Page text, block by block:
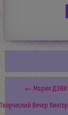
← Мария ДЭВИ
Творческий Вечер